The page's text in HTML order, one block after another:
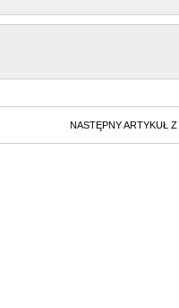
NASTĘPNY ARTYKUŁ